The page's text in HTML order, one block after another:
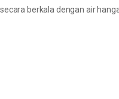
berkala dengan air